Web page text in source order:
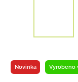
Novinka Vyrobeno